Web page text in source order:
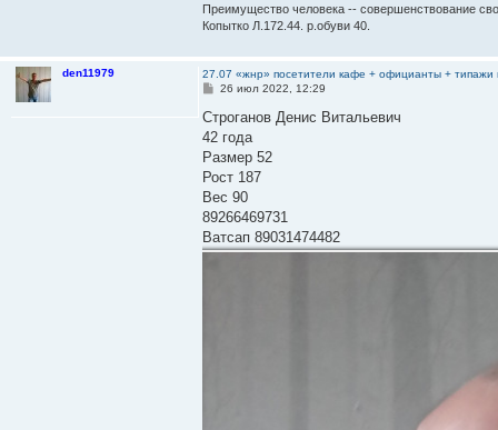
Преимущество человека -- совершенствование
Копытко Л.172.44. р.обуви 40.
den11979
27.07 «жнр» посетители кафе + официанты +
С
о
б
щ
е
и
е
26 июл 2022, 12:29
Строганов Денис Витальевич
42 года
Размер 52
Рост 187
Вес 90
89266469731
Ватсап 89031474482